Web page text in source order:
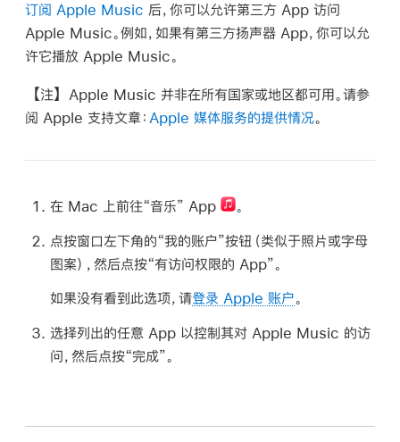
订阅 Apple Music 后，你可以允许第三方 App 访问
Apple Music。例如，如果有第三方扬声器 App，你可以允
许它播放 Apple Music。
【注】 Apple Music 并非在所有国家或地区都可用。请参
阅 Apple 支持文章： Apple 媒体服务的提供情况。
在 Mac 上前往“音乐” App 。
点按窗口左下角的“我的账户”按钮（类似于照片或字母
图案），然后点按“有访问权限的 App”。
如果没有看到此选项，请登录 Apple 账户。
选择列出的任意 App 以控制其对 Apple Music 的访
问，然后点按“完成”。